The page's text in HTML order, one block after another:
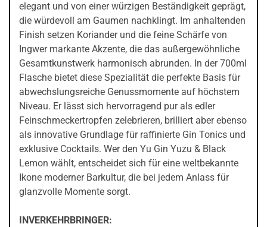
elegant und von einer würzigen Beständigkeit geprägt,
die würdevoll am Gaumen nachklingt. Im anhaltenden
Finish setzen Koriander und die feine Schärfe von
Ingwer markante Akzente, die das außergewöhnliche
Gesamtkunstwerk harmonisch abrunden. In der 700ml
Flasche bietet diese Spezialität die perfekte Basis für
abwechslungsreiche Genussmomente auf höchstem
Niveau. Er lässt sich hervorragend pur als edler
Feinschmeckertropfen zelebrieren, brilliert aber ebenso
als innovative Grundlage für raffinierte Gin Tonics und
exklusive Cocktails. Wer den Yu Gin Yuzu & Black
Lemon wählt, entscheidet sich für eine weltbekannte
Ikone moderner Barkultur, die bei jedem Anlass für
glanzvolle Momente sorgt.
INVERKEHRBRINGER: